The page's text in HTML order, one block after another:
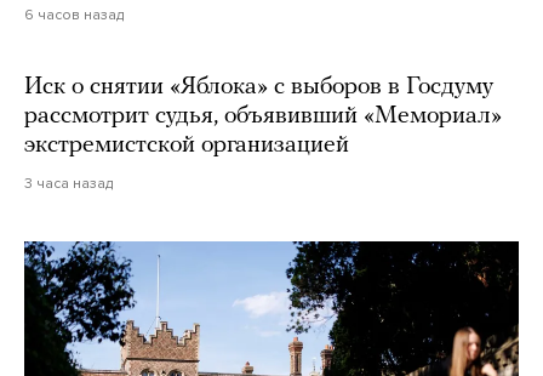
6 часов назад
Иск о снятии «Яблока» с выборов в Госдуму
рассмотрит судья, объявивший «Мемориал»
экстремистской организацией
3 часа назад